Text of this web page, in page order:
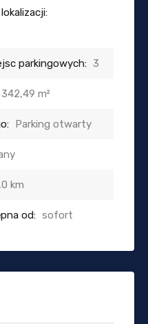
parkingowych: 3
342,49 m²
Parking otwarty
km
od: sofort